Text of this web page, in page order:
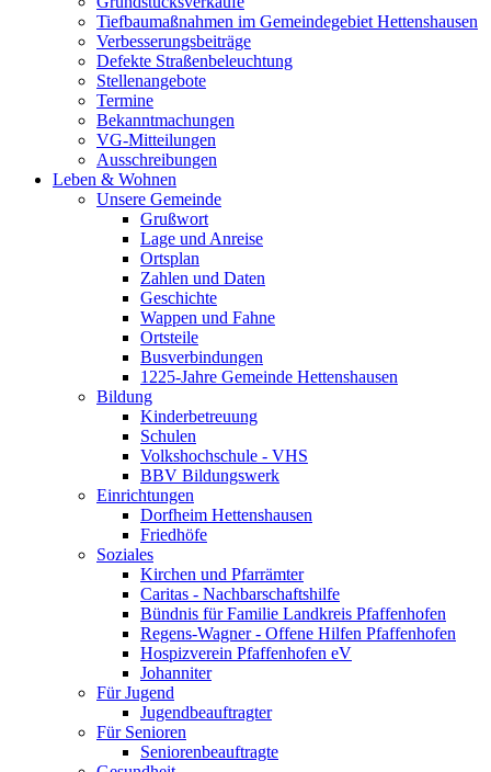
Tiefbaumaßnahmen im Gemeindegebiet Hettenshausen
Verbesserungsbeiträge
Defekte Straßenbeleuchtung
Stellenangebote
Termine
Bekanntmachungen
VG-Mitteilungen
Ausschreibungen
Leben & Wohnen
Unsere Gemeinde
Grußwort
Lage und Anreise
Ortsplan
Zahlen und Daten
Geschichte
Wappen und Fahne
Ortsteile
Busverbindungen
1225-Jahre Gemeinde Hettenshausen
Bildung
Kinderbetreuung
Schulen
Volkshochschule - VHS
BBV Bildungswerk
Einrichtungen
Dorfheim Hettenshausen
Friedhöfe
Soziales
Kirchen und Pfarrämter
Caritas - Nachbarschaftshilfe
Bündnis für Familie Landkreis Pfaffenhofen
Regens-Wagner - Offene Hilfen Pfaffenhofen
Hospizverein Pfaffenhofen eV
Johanniter
Für Jugend
Jugendbeauftragter
Für Senioren
Seniorenbeauftragte